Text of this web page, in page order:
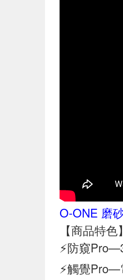
O-ONE 磨
【商品特色】
⚡防窺
⚡觸覺